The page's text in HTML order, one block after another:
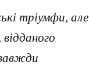
тріумфи, але